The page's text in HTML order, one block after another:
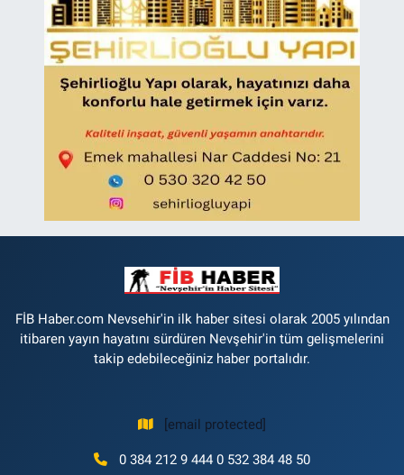
FİB Haber.com Nevsehir'in ilk haber sitesi olarak 2005 yılından
itibaren yayın hayatını sürdüren Nevşehir'in tüm gelişmelerini
takip edebileceğiniz haber portalıdır.
[email protected]
0 384 212 9 444 0 532 384 48 50